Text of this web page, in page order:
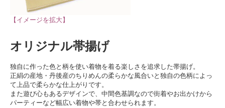
【イメージを拡大】
オリジナル帯揚げ
独自に作った色と柄を使い着物を着る楽しさを追求した帯揚げ。
正絹の産地・丹後産のちりめんの柔らかな風合いと独自の色柄によっ
て上品で柔らかな仕上がりです。
また遊び心もあるデザインで、中間色基調なので街着やお出かけから
パーティーなど幅広い着物や帯と合わせられます。